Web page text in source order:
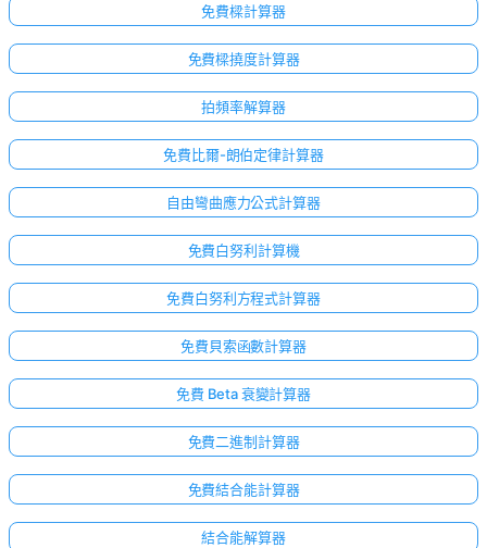
免費樑計算器
免費樑撓度計算器
拍頻率解算器
免費比爾-朗伯定律計算器
自由彎曲應力公式計算器
免費白努利計算機
免費白努利方程式計算器
免費貝索函數計算器
免費 Beta 衰變計算器
免費二進制計算器
免費結合能計算器
結合能解算器